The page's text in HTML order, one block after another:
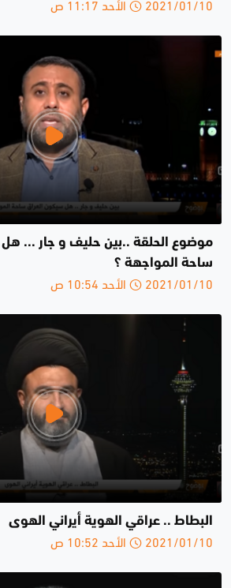
2021/01/10 الأحد 11:17 ص
موضوع الحلقة ..بين حليف و جار ...
ساحة المواجهة ؟
2021/01/10 الأحد 10:54 ص
البطاط .. عراقي الهوية أيراني الهوى
2021/01/10 الأحد 10:52 ص